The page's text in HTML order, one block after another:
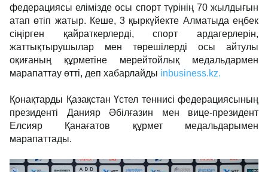
федерациясы елімізде осы спорт түрінің 70 жылдығын
атап өтіп жатыр. Кеше, 3 қыркүйекте Алматыда еңбек
сіңірген қайраткерлерді, спорт ардагерлерін,
жаттықтырушылар мен төрешілерді осы айтулы
оқиғаның құрметіне мерейтойлық медальдармен
марапаттау өтті, деп хабарлайды inbusiness.kz.
Қонақтарды Қазақстан Үстел теннисі федерациясының
президенті Данияр Әбілғазин мен вице-президент
Елсияр Қанағатов құрмет медальдарымен
марапаттады.